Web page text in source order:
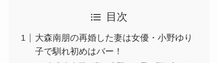
目次
大森南朋の再婚した妻は女優・小野ゆり
子で馴れ初めはバー！